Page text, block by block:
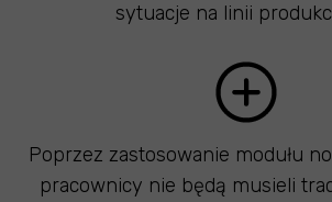
Poprzez zastosowanie modułu
pracownicy nie będą musieli
sytuacje na linii